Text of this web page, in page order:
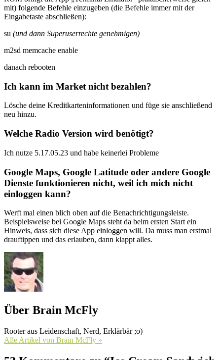
mit) folgende Befehle einzugeben (die Befehle immer mit der
Eingabetaste abschließen):
su (und dann Superuserrechte genehmigen)
m2sd memcache enable
danach rebooten
Ich kann im Market nicht bezahlen?
Lösche deine Kreditkarteninformationen und füge sie anschließend
neu hinzu.
Welche Radio Version wird benötigt?
Ich nutze 5.17.05.23 und habe keinerlei Probleme
Google Maps, Google Latitude oder andere Google
Dienste funktionieren nicht, weil ich mich nicht
einloggen kann?
Werft mal einen blich oben auf die Benachrichtigungsleiste.
Beispielsweise bei Google Maps steht da beim ersten Start ein
Hinweis, dass sich diese App einloggen will. Da muss man erstmal
drauftippen und das erlauben, dann klappt alles.
Über Brain McFly
Rooter aus Leidenschaft, Nerd, Erklärbär ;o)
Alle Artikel von Brain McFly »